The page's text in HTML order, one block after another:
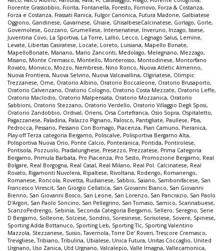
Fiorente Grassobbio, Fiorita, Fontanella, Foresto, Fornovo, Forza & Costanza,
Forza e Costanza, Frassati Ranica, Fulgor Canonica, Futura Madone, Galbiatese
Oggiono, Gandinese, Gavarnese, Ghiaie, GhisalbeseCalcinatese, Gorlago, Gorle,
Governolese, Gozzano, Grumellese, Interseriatese, Inveruno, Inzago, Issese,
Juventina Covo, La Sportiva, La Torre, Lallio, Lecco, Legnago Salus, Lemine,
Levate, Libertas Casiratese, Locate, Loreto, Luisiana, Mapello Bonate,
MapelloBonate, Mariano, Mario Zanconti, Medolago, Melegnano, Mezzago,
Misano, Monte Cremasco, Montello, Monterosso, Montodinese, Montorfano
Rovato, Monvico, Mozzo, Nembrese, Nino Ronco, Nuova Atletic Almenno,
Nuova Frontiera, Nuova Selvino, Nuova Valcavallina, Olginatese, Olimpic
Trezzanese, Ome, Oratorio Albino, Oratorio Boccaleone, Oratorio Brusaporto,
Oratorio Calvenzano, Oratorio Cologno, Oratorio Costa Mezzate, Oratorio Leffe,
Oratorio Maclodio, Oratorio Malpensata, Oratorio Mozzanica, Oratorio
Sabbioni, Oratorio Stezzano, Oratorio Verdello, Oratorio Villaggio Degli Sposi,
Oratorio Zandobbio, Ordival, Oriens, Orsa Cortefranca, Osio Sopra, Ospitaletto,
Pagazzanese, Paladina, Palazzo Pignano, Palosco, Pantigliate, Paullese, Pba,
Pedrocca, Pessano, Pessano Con Bornago, Piacenza, Pian Camuno, Pieranica,
Play-off Terza categoria Bergamo, Poliscalve, Polisportiva Bergamo Alta,
Polisportiva Nuova Orio, Ponte Calcio, Ponteranica, Pontida, Pontirolese,
Pontisola, Pozzuolo, Pradalunghese, Presezzo, Prezzatese, Prima Categoria
Bergamo, Primula Barbata, Pro Piacenza, Pro Sesto, Promozione Bergamo, Real
Bolgare, Real Borgogna, Real Casal, Real Milano, Real Pol. Calcinatese, Real
Rovato, Rigamonti Nuvolera, Ripaltese, Rivoltana, Rodengo, Romanengo,
Romanese, Roncola, Rovetta, Rudianese, Sabbio, Saiano, Sambonifacese, San
Francesco Virescit, San Giorgio Cellatica, San Giovanni Bianco, San Giovanni
Bienno, San Giovanni Bosco, San Leone, San Lorenzo, San Pancrazio, San Paolo
D'Argon, San Paolo Soncino, San Pellegrino, San Tomaso, Sarnico, Scannabuese,
ScanzoPedrengo, Sebinia, Seconda Categoria Bergamo, Sellero, Seregno, Serie
D Bergamo, Solleone, Solzese, Sondrio, Soresinese, Sorisolese, Sovere, Spinese,
Sporting Adda Bottanuco, Sporting Leb, Sporting Tlc, Sporting Valentino
Mazzola, Stezzanese, Suisio,Tavernola,Torre De' Roveri,Trescore Cremasco,
Trevigliese,Tribiano,Tribulina, Ubialese, Unica Futura, Unitas Coccaglio, United
Urgnano, Uso Zanica, Utd Urgnano, Valcalepio, Valle Imagna, Vallecamonica,